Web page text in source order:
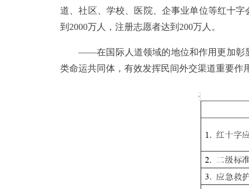
道、社区、学校、医院、企事业单位等红十
到2000万人，注册志愿者达到200万人。
——在国际人道领域的地位和作用更加彰
类命运共同体，有效发挥民间外交渠道重要作